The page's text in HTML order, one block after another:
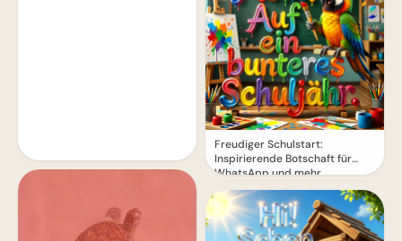
Freudiger Schulstart:
Inspirierende Botschaft für
WhatsApp und mehr